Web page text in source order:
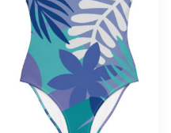
varianti.
opzioni
possono
essere